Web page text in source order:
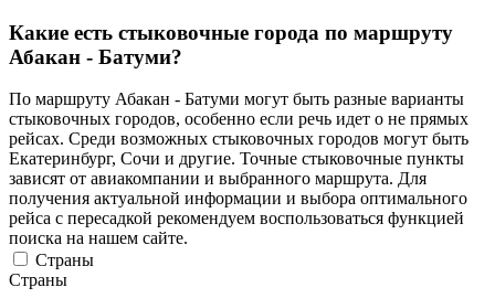
Какие есть стыковочные города по маршруту
Абакан - Батуми?
По маршруту Абакан - Батуми могут быть разные варианты
стыковочных городов, особенно если речь идет о не прямых
рейсах. Среди возможных стыковочных городов могут быть
Екатеринбург, Сочи и другие. Точные стыковочные пункты
зависят от авиакомпании и выбранного маршрута. Для
получения актуальной информации и выбора оптимального
рейса с пересадкой рекомендуем воспользоваться функцией
поиска на нашем сайте.
Страны
Страны